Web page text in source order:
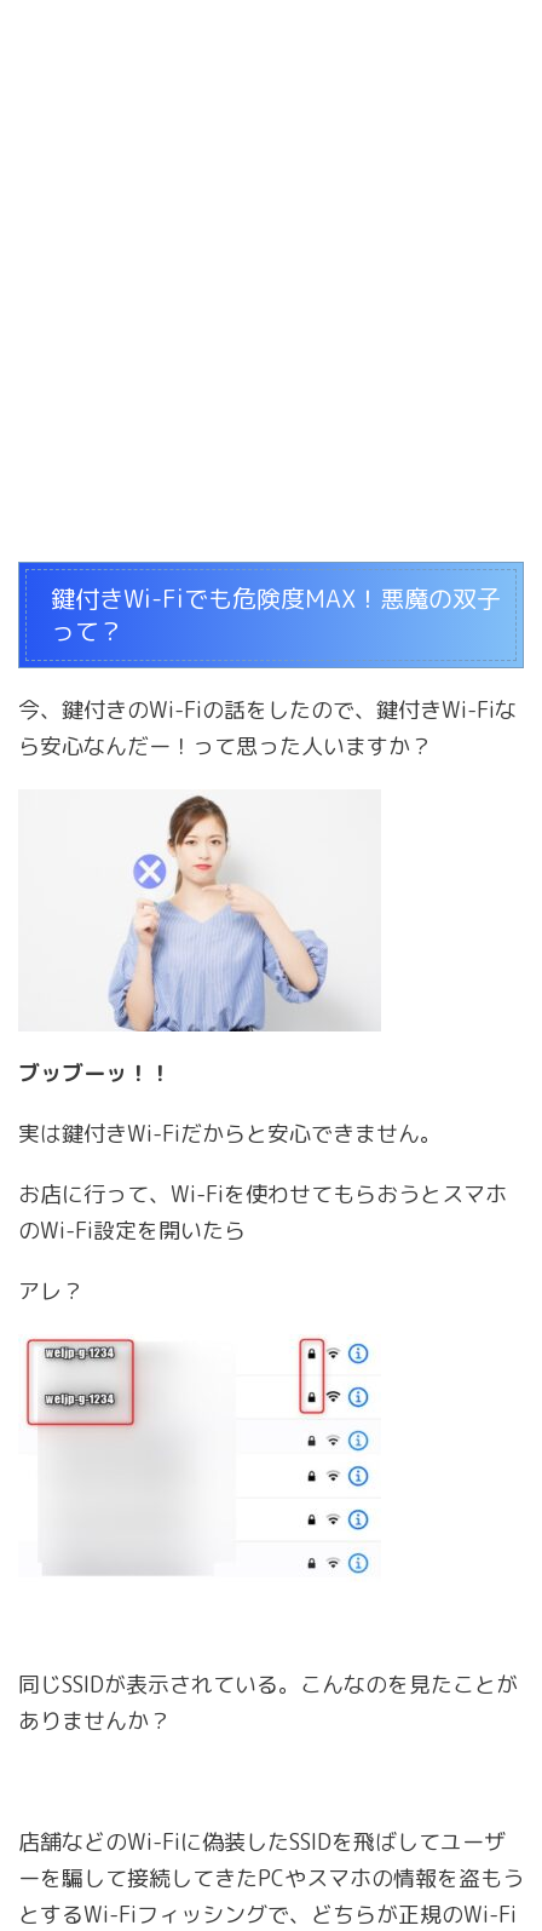
鍵付きWi-Fiでも危険度MAX！悪魔の双子
って？
今、鍵付きのWi-Fiの話をしたので、鍵付きWi-Fiな
ら安心なんだー！って思った人いますか？
ブッブーッ！！
実は鍵付きWi-Fiだからと安心できません。
お店に行って、Wi-Fiを使わせてもらおうとスマホ
のWi-Fi設定を開いたら
アレ？
同じSSIDが表示されている。こんなのを見たことが
ありませんか？
店舗などのWi-Fiに偽装したSSIDを飛ばしてユーザ
ーを騙して接続してきたPCやスマホの情報を盗もう
とするWi-Fiフィッシングで、どちらが正規のWi-Fi